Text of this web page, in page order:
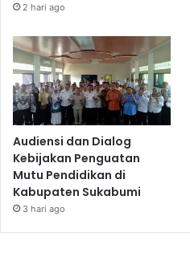
2 hari ago
Audiensi dan Dialog
Kebijakan Penguatan
Mutu Pendidikan di
Kabupaten Sukabumi
3 hari ago